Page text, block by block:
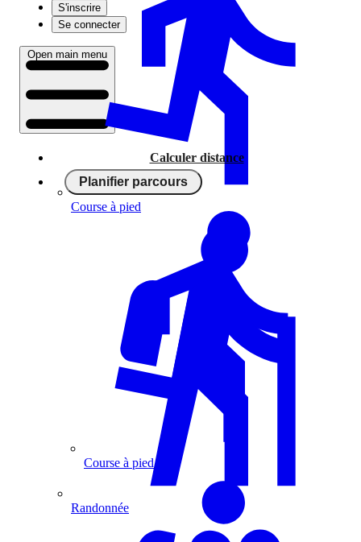
S'inscrire
Se connecter
Open main menu
Calculer distance
Planifier parcours
Course à pied
Course à pied
Randonnée